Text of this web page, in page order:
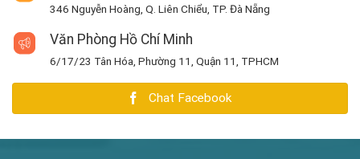
346 Nguyễn Hoàng, Q. Liên Chiểu, TP. Đà Nẵng
Văn Phòng Hồ Chí Minh
6/17/23 Tân Hóa, Phường 11, Quận 11, TPHCM
Chat Facebook